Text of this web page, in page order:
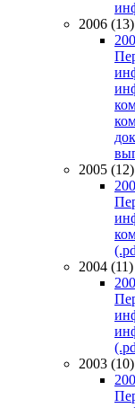
2006 (13)
2005 (12)
2004 (11)
2003 (10)